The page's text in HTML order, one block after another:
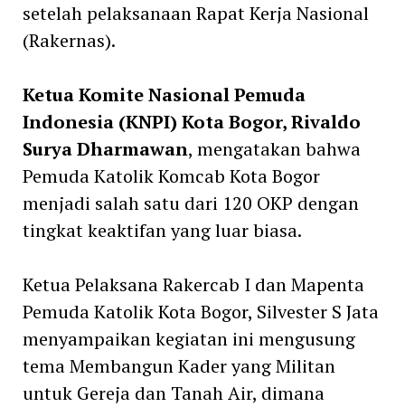
setelah pelaksanaan Rapat Kerja Nasional
(Rakernas).
Ketua Komite Nasional Pemuda
Indonesia (KNPI) Kota Bogor, Rivaldo
Surya Dharmawan, mengatakan bahwa
Pemuda Katolik Komcab Kota Bogor
menjadi salah satu dari 120 OKP dengan
tingkat keaktifan yang luar biasa.
Ketua Pelaksana Rakercab I dan Mapenta
Pemuda Katolik Kota Bogor, Silvester S Jata
menyampaikan kegiatan ini mengusung
tema Membangun Kader yang Militan
untuk Gereja dan Tanah Air, dimana